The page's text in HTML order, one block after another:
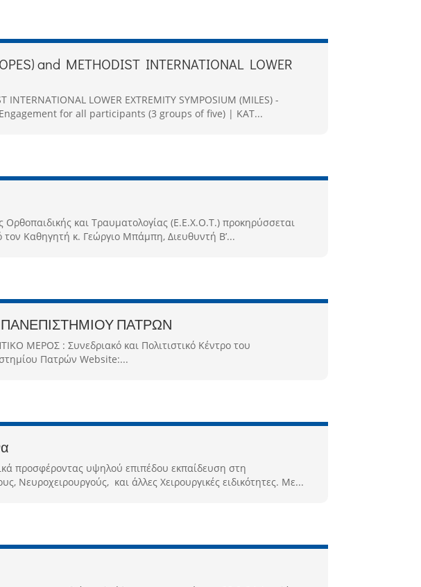
and METHODIST INTERNATIONAL LOWER
LOWER EXTREMITY SYMPOSIUM (MILES) -
for all participants (3 groups of five) | KAT...
Ορθοπαιδικής και Τραυματολογίας (Ε.Ε.Χ.Ο.Τ.) προκηρύσσεται
τον Καθηγητή κ. Γεώργιο Μπάμπη, Διευθυντή Β’...
ΠΑΝΕΠΙΣΤΗΜΙΟΥ ΠΑΤΡΩΝ
ΜΕΡΟΣ : Συνεδριακό και Πολιτιστικό Κέντρο του
Πατρών Website:...
προσφέροντας υψηλού επιπέδου εκπαίδευση στη
Νευροχειρουργούς, και άλλες Χειρουργικές ειδικότητες. Με...